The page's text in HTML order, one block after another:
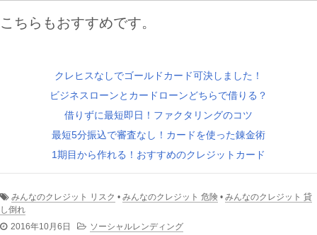
こちらもおすすめです。
クレヒスなしでゴールドカード可決しました！
ビジネスローンとカードローンどちらで借りる？
借りずに最短即日！ファクタリングのコツ
最短5分振込で審査なし！カードを使った錬金術
1期目から作れる！おすすめのクレジットカード
みんなのクレジット リスク • みんなのクレジット 危険 • みんなのクレジット 貸
し倒れ
2016年10月6日
ソーシャルレンディング